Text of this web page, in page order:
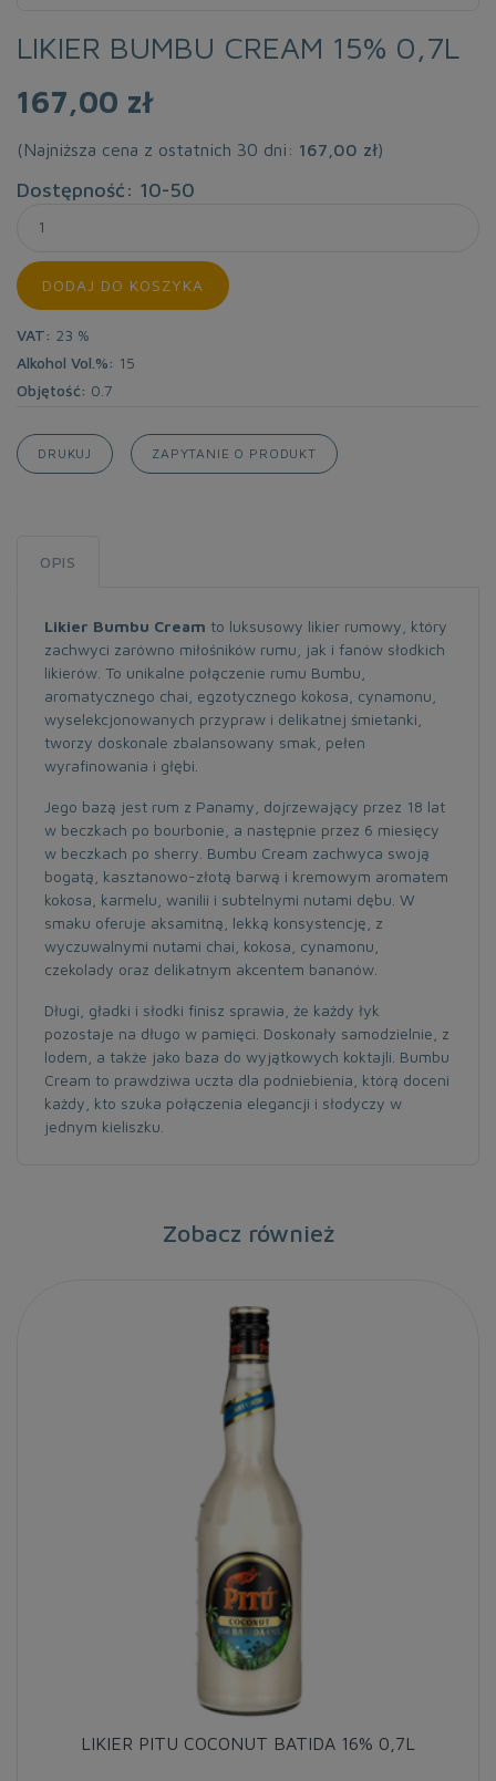
LIKIER BUMBU CREAM 15% 0,7L
167,00 zł
(Najniższa cena z ostatnich 30 dni: 167,00 zł)
Dostępność: 10-50
DODAJ DO KOSZYKA
VAT: 23 %
Alkohol Vol.%: 15
Objętość: 0.7
DRUKUJ ZAPYTANIE O PRODUKT
OPIS
Likier Bumbu Cream to luksusowy likier rumowy, który
zachwyci zarówno miłośników rumu, jak i fanów słodkich
likierów. To unikalne połączenie rumu Bumbu,
aromatycznego chai, egzotycznego kokosa, cynamonu,
wyselekcjonowanych przypraw i delikatnej śmietanki,
tworzy doskonale zbalansowany smak, pełen
wyrafinowania i głębi.
Jego bazą jest rum z Panamy, dojrzewający przez 18 lat
w beczkach po bourbonie, a następnie przez 6 miesięcy
w beczkach po sherry. Bumbu Cream zachwyca swoją
bogatą, kasztanowo-złotą barwą i kremowym aromatem
kokosa, karmelu, wanilii i subtelnymi nutami dębu. W
smaku oferuje aksamitną, lekką konsystencję, z
wyczuwalnymi nutami chai, kokosa, cynamonu,
czekolady oraz delikatnym akcentem bananów.
Długi, gładki i słodki finisz sprawia, że każdy łyk
pozostaje na długo w pamięci. Doskonały samodzielnie, z
lodem, a także jako baza do wyjątkowych koktajli. Bumbu
Cream to prawdziwa uczta dla podniebienia, którą doceni
każdy, kto szuka połączenia elegancji i słodyczy w
jednym kieliszku.
Zobacz również
LIKIER PITU COCONUT BATIDA 16% 0,7L